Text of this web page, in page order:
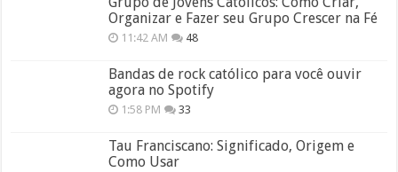
Organizar e Fazer seu Grupo Crescer na Fé
11:42 AM 48
Bandas de rock católico para você ouvir
agora no Spotify
1:58 PM 33
Tau Franciscano: Significado, Origem e
Como Usar